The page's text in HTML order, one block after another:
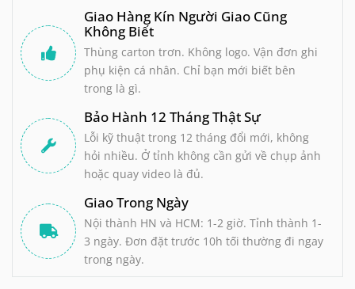
Giao Hàng Kín Người Giao Cũng
Không Biết
Thùng carton trơn. Không logo. Vận đơn ghi
phụ kiện cá nhân. Chỉ bạn mới biết bên
trong là gì.
Bảo Hành 12 Tháng Thật Sự
Lỗi kỹ thuật trong 12 tháng đổi mới, không
hỏi nhiều. Ở tỉnh không cần gửi về chụp ảnh
hoặc quay video là đủ.
Giao Trong Ngày
Nội thành HN và HCM: 1-2 giờ. Tỉnh thành 1-
3 ngày. Đơn đặt trước 10h tối thường đi ngay
trong ngày.